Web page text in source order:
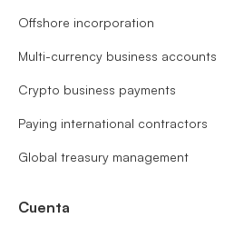
Offshore incorporation
Multi-currency business accounts
Crypto business payments
Paying international contractors
Global treasury management
Cuenta